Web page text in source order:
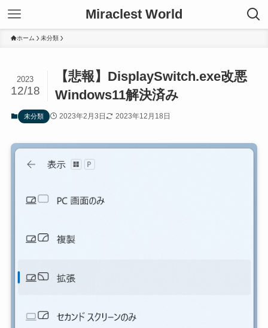
Miraclest World
ホーム 未分類
【悲報】DisplaySwitch.exe改悪
Windows11解決済み
2023
12/18
未分類 2023年2月3日 2023年12月18日